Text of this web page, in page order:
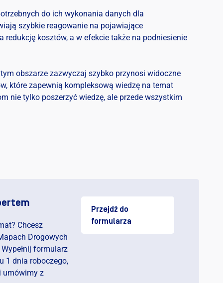
do ich wykonania danych dla
szybkie reagowanie na pojawiające
kosztów, a w efekcie także na podniesienie
obszarze zazwyczaj szybko przynosi widoczne
które zapewnią kompleksową wiedzę na temat
nie tylko poszerzyć wiedzę, ale przede wszystkim
Chcesz
Drogowych
formularz
1 dnia roboczego,
umówimy z
Przejdź do
formularza